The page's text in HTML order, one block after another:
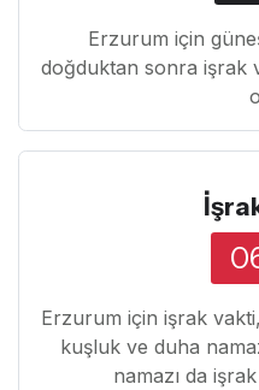
Erzurum için
doğduktan sonra işrak
Erzurum için işrak
kuşluk ve duha
namazı da